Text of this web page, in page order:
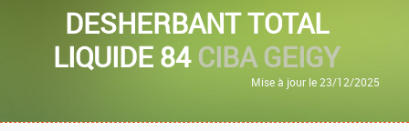
DESHERBANT TOTAL
LIQUIDE 84CIBA GEIGY
Mise à jour le 23/12/2025